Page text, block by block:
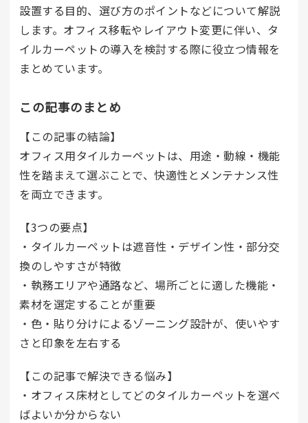
設置する目的、選び方のポイントなどについて解説
します。オフィス移転やレイアウト変更に伴い、タ
イルカーペットの導入を検討する際に役立つ情報を
まとめています。
この記事のまとめ
【この記事の結論】
オフィス用タイルカーペットは、用途・動線・機能
性を踏まえて選ぶことで、快適性とメンテナンス性
を両立できます。
【3つの要点】
・タイルカーペットは遮音性・デザイン性・部分交
換のしやすさが特徴
・執務エリアや通路など、場所ごとに適した機能・
素材を選定することが重要
・色・貼り分けによるゾーニング設計が、使いやす
さと印象を左右する
【この記事で解決できる悩み】
・オフィス床材としてどのタイルカーペットを選べ
ばよいか分からない